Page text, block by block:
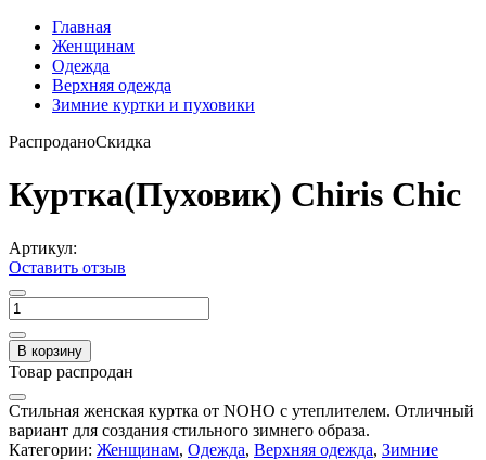
Главная
Женщинам
Одежда
Верхняя одежда
Зимние куртки и пуховики
РаспроданоСкидка
Куртка(Пуховик) Chiris Chic
Артикул:
Оставить отзыв
В корзину
Товар распродан
Стильная женская куртка от NOHO с утеплителем. Отличный
вариант для создания стильного зимнего образа.
Категории: Женщинам, Одежда, Верхняя одежда, Зимние